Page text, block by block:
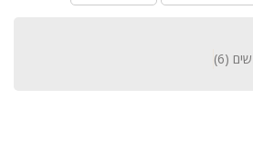
(
6
)